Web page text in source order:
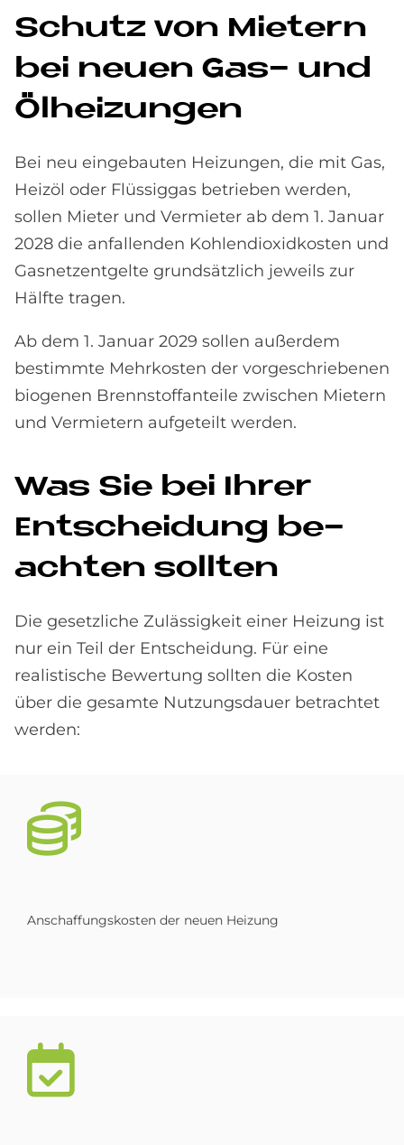
Schu­tz von Mie­tern
bei neu­en Gas- und
Öl­hei­zun­gen
Bei neu eingebauten Heizungen, die mit Gas,
Heizöl oder Flüssiggas betrieben werden,
sollen Mieter und Vermieter ab dem 1. Januar
2028 die anfallenden Kohlendioxidkosten und
Gasnetzentgelte grundsätzlich jeweils zur
Hälfte tragen.
Ab dem 1. Januar 2029 sollen außerdem
bestimmte Mehrkosten der vorgeschriebenen
biogenen Brennstoffanteile zwischen Mietern
und Vermietern aufgeteilt werden.
Was Sie bei Ih­rer
Ent­schei­dung be­
ach­ten soll­ten
Die gesetzliche Zulässigkeit einer Heizung ist
nur ein Teil der Entscheidung. Für eine
realistische Bewertung sollten die Kosten
über die gesamte Nutzungsdauer betrachtet
werden:
Anschaffungskosten der neuen Heizung